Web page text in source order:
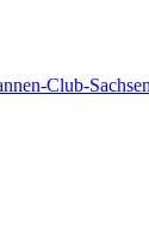
Club-